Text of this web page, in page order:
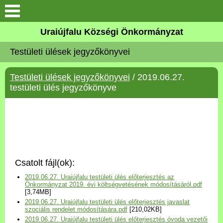
Köszöntő
Elérhetőségek
Uraiújfalu
Választási információk
Versenyképes Járások
Program
Uraiújfalu Községi Önkormányzat
Testületi ülések jegyzőkönyvei
Testületi ülések jegyzőkönyvei / 2019.06.27.
testületi ülés jegyzőkönyve
Csatolt fájl(ok):
2019.06.27. Uraiújfalu testületi ülés előterjesztés az
Önkormányzat 2019. évi költségvetésének módosításáról.pdf
[3,74MB]
2019.06.27. Uraiújfalu testületi ülés előterjesztés javaslat
szociális rendelet módosítására.pdf [210,02KB]
2019.06.27. Uraiújfalu testületi ülés előterjesztés óvoda vezetői